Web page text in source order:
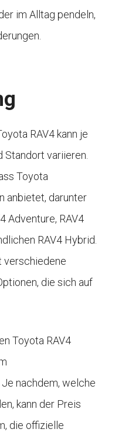
im Alltag pendeln,
RAV4 kann je
Standort variieren.
Toyota
anbietet, darunter
Adventure, RAV4
RAV4 Hybrid.
verschiedene
die sich auf
Toyota RAV4
nachdem, welche
kann der Preis
die offizielle